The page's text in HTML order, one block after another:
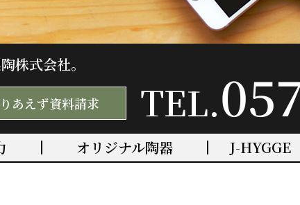
株式会社。
あえず資料請求 TEL.
オリジナル陶器 J-HYGGE